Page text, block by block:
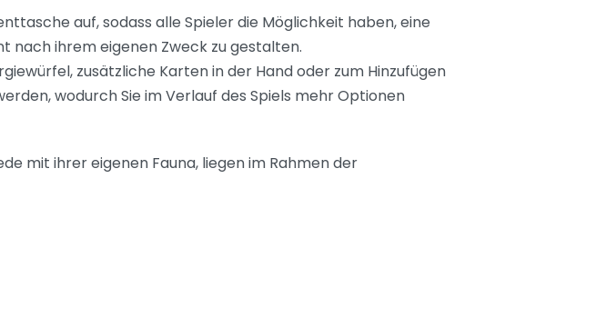
auf, sodass alle Spieler die Möglichkeit haben, eine
nach ihrem eigenen Zweck zu gestalten.
zusätzliche Karten in der Hand oder zum Hinzufügen
wodurch Sie im Verlauf des Spiels mehr Optionen
mit ihrer eigenen Fauna, liegen im Rahmen der